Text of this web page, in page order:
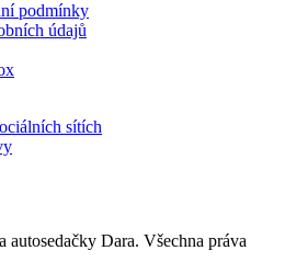
podmínky
údajů
sítích
Dara. Všechna práva